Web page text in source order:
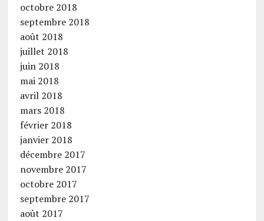
octobre 2018
septembre 2018
août 2018
juillet 2018
juin 2018
mai 2018
avril 2018
mars 2018
février 2018
janvier 2018
décembre 2017
novembre 2017
octobre 2017
septembre 2017
août 2017